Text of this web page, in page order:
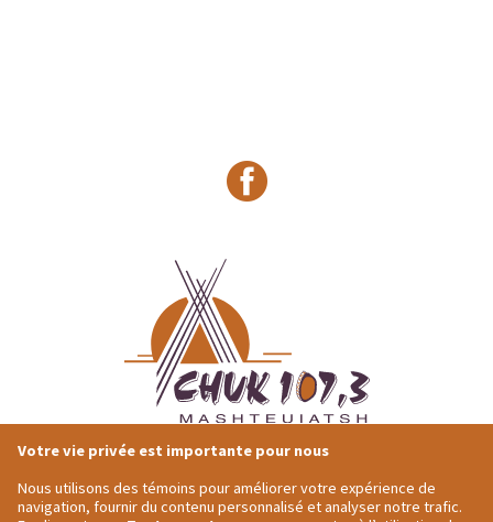
Adresse postale
1491 Ouiatchouan
Mashteuiastsh,QC
418-275-7964
Votre vie privée est importante pour nous
Nous utilisons des témoins pour améliorer votre expérience de
navigation, fournir du contenu personnalisé et analyser notre trafic.